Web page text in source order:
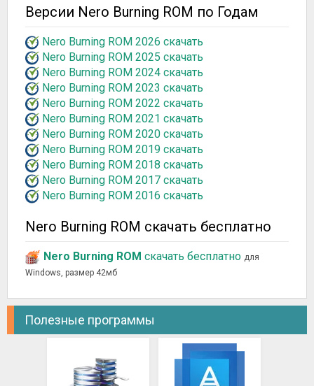
Версии Nero Burning ROM по Годам
Nero Burning ROM 2026 скачать
Nero Burning ROM 2025 скачать
Nero Burning ROM 2024 скачать
Nero Burning ROM 2023 скачать
Nero Burning ROM 2022 скачать
Nero Burning ROM 2021 скачать
Nero Burning ROM 2020 скачать
Nero Burning ROM 2019 скачать
Nero Burning ROM 2018 скачать
Nero Burning ROM 2017 скачать
Nero Burning ROM 2016 скачать
Nero Burning ROM скачать бесплатно
Nero Burning ROM скачать бесплатно для
Windows, размер 42мб
Полезные программы